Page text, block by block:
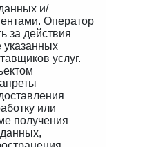
и/
Оператор
за действия
указанных
услуг.
или
получения